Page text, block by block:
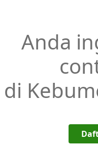
Anda
di